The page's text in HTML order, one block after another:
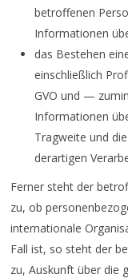
betroffenen
Informationen
das Bestehen
einschließlich
GVO und —
Informationen
Tragweite und
derartigen
Ferner steht der
zu, ob
internationale
Fall ist, so steht der
zu, Auskunft über die